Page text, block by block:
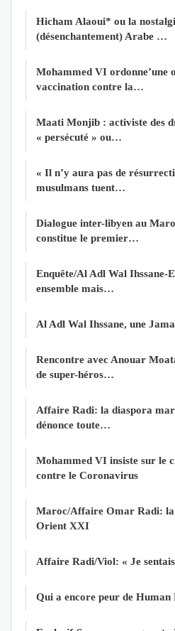
Hicham Alaoui* ou la
(désenchantement) Arabe …
Mohammed VI ordonne’une
vaccination contre la…
Maati Monjib : activiste des
« persécuté » ou…
« Il n’y aura pas de
musulmans tuent…
Dialogue inter-libyen au
constitue le premier…
Enquête/Al Adl Wal Ihssane-
ensemble mais…
Al Adl Wal Ihssane, une
Rencontre avec Anouar
de super-héros…
Affaire Radi: la diaspora
dénonce toute…
Mohammed VI insiste sur le
contre le Coronavirus
Maroc/Affaire Omar Radi:
Orient XXI
Affaire Radi/Viol: « Je
Qui a encore peur de Human